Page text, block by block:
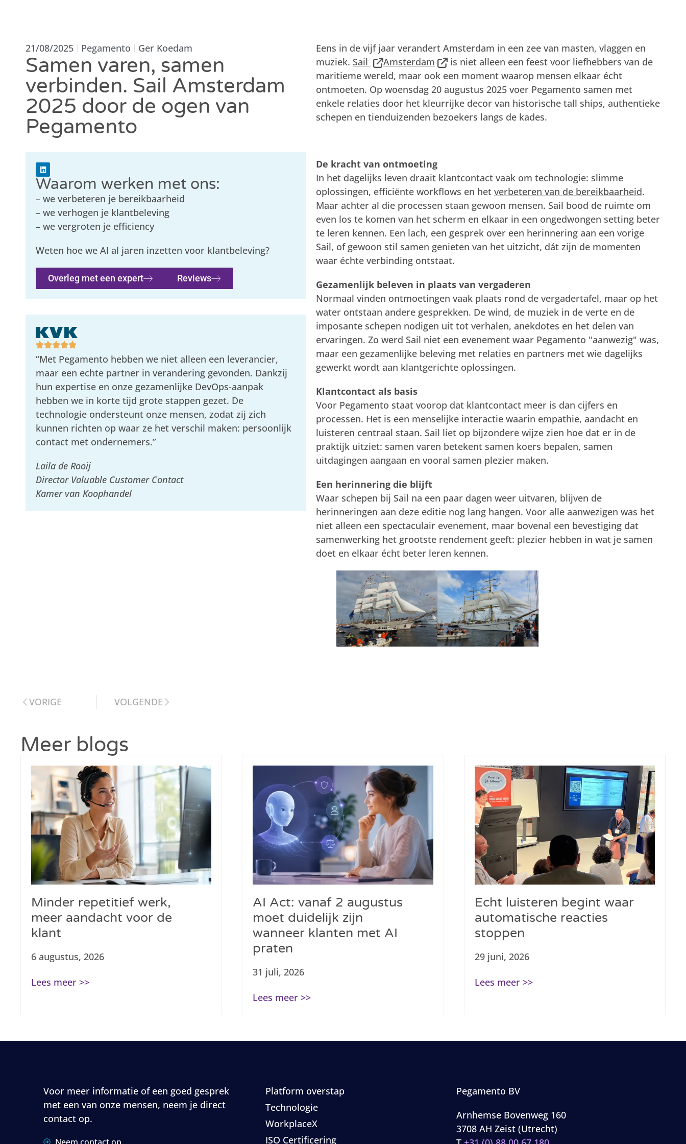
21/08/2025 Pegamento Ger Koedam
Samen varen, samen
verbinden. Sail Amsterdam
2025 door de ogen van
Pegamento
Waarom werken met ons:
– we verbeteren je bereikbaarheid
– we verhogen je klantbeleving
– we vergroten je efficiency
Weten hoe we AI al jaren inzetten voor klantbeleving?
Overleg met een expert Reviews
“Met Pegamento hebben we niet alleen een leverancier,
maar een echte partner in verandering gevonden. Dankzij
hun expertise en onze gezamenlijke DevOps-aanpak
hebben we in korte tijd grote stappen gezet. De
technologie ondersteunt onze mensen, zodat zij zich
kunnen richten op waar ze het verschil maken: persoonlijk
contact met ondernemers.”
Laila de Rooij
Director Valuable Customer Contact
Kamer van Koophandel
Eens in de vijf jaar verandert Amsterdam in een zee van masten, vlaggen en
muziek. Sail Amsterdam
is niet alleen een feest voor liefhebbers van de
maritieme wereld, maar ook een moment waarop mensen elkaar écht
ontmoeten. Op woensdag 20 augustus 2025 voer Pegamento samen met
enkele relaties door het kleurrijke decor van historische tall ships, authentieke
schepen en tienduizenden bezoekers langs de kades.
De kracht van ontmoeting
In het dagelijks leven draait klantcontact vaak om technologie: slimme
oplossingen, efficiënte workflows en het verbeteren van de bereikbaarheid.
Maar achter al die processen staan gewoon mensen. Sail bood de ruimte om
even los te komen van het scherm en elkaar in een ongedwongen setting beter
te leren kennen. Een lach, een gesprek over een herinnering aan een vorige
Sail, of gewoon stil samen genieten van het uitzicht, dát zijn de momenten
waar échte verbinding ontstaat.
Gezamenlijk beleven in plaats van vergaderen
Normaal vinden ontmoetingen vaak plaats rond de vergadertafel, maar op het
water ontstaan andere gesprekken. De wind, de muziek in de verte en de
imposante schepen nodigen uit tot verhalen, anekdotes en het delen van
ervaringen. Zo werd Sail niet een evenement waar Pegamento "aanwezig" was,
maar een gezamenlijke beleving met relaties en partners met wie dagelijks
gewerkt wordt aan klantgerichte oplossingen.
Klantcontact als basis
Voor Pegamento staat voorop dat klantcontact meer is dan cijfers en
processen. Het is een menselijke interactie waarin empathie, aandacht en
luisteren centraal staan. Sail liet op bijzondere wijze zien hoe dat er in de
praktijk uitziet: samen varen betekent samen koers bepalen, samen
uitdagingen aangaan en vooral samen plezier maken.
Een herinnering die blijft
Waar schepen bij Sail na een paar dagen weer uitvaren, blijven de
herinneringen aan deze editie nog lang hangen. Voor alle aanwezigen was het
niet alleen een spectaculair evenement, maar bovenal een bevestiging dat
samenwerking het grootste rendement geeft: plezier hebben in wat je samen
doet en elkaar écht beter leren kennen.
VORIGE VOLGENDE
Meer blogs
Minder repetitief werk,
meer aandacht voor de
klant
6 augustus, 2026
Lees meer >>
AI Act: vanaf 2 augustus
moet duidelijk zijn
wanneer klanten met AI
praten
31 juli, 2026
Lees meer >>
Echt luisteren begint waar
automatische reacties
stoppen
29 juni, 2026
Lees meer >>
Voor meer informatie of een goed gesprek
met een van onze mensen, neem je direct
contact op.
Platform overstap
Technologie
WorkplaceX
ISO Certificering
Pegamento BV
Arnhemse Bovenweg 160
3708 AH Zeist (Utrecht)